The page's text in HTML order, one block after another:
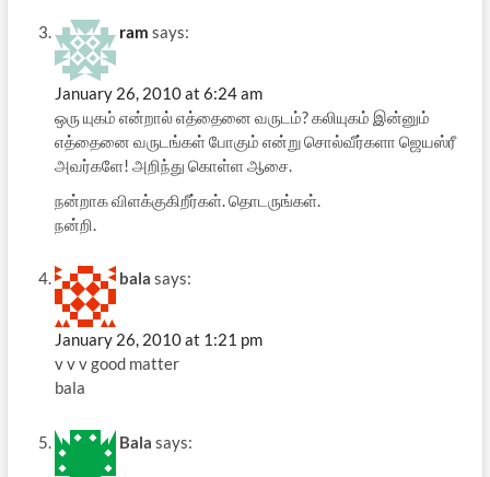
ram says:
January 26, 2010 at 6:24 am
ஒரு யுகம் என்றால் எத்தைனை வருடம்? கலியுகம் இன்னும்
எத்தைனை வருடங்கள் போகும் என்று சொல்வீர்களா ஜெயஸ்ரீ
அவர்களே! அறிந்து கொள்ள ஆசை.
நன்றாக விளக்குகிறீர்கள். தொடருங்கள்.
நன்றி.
bala says:
January 26, 2010 at 1:21 pm
v v v good matter
bala
Bala says: